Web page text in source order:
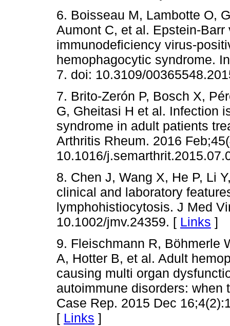
6. Boisseau M, Lambotte O,
Aumont C, et al. Epstein-
immunodeficiency virus-
hemophagocytic syndrome.
7. doi: 10.3109/
7. Brito-Zerón P, Bosch X,
G, Gheitasi H et al. Infection
syndrome in adult patients
Arthritis Rheum. 2016
10.1016/
8. Chen J, Wang X, He P, Li
clinical and laboratory
lymphohistiocytosis. J Med
10.1002/jmv.24359. [ Links ]
9. Fleischmann R, Böhmerle
A, Hotter B, et al. Adult
causing multi organ
autoimmune disorders:
Case Rep. 2015 Dec
[ Links ]